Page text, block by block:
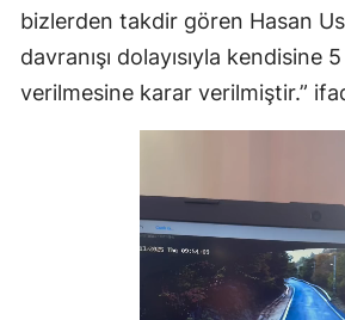
bizlerden takdir gören Hasan
davranışı dolayısıyla kendisine
verilmesine karar verilmiştir.”